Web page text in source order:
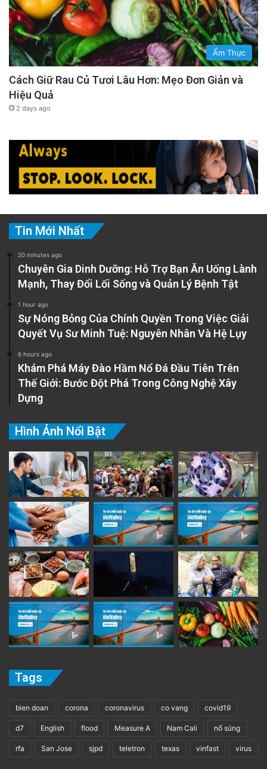
Ẩm Thực
Cách Giữ Rau Củ Tươi Lâu Hơn: Mẹo Đơn Giản và
Hiệu Quả
2 days ago
Tin Mới Nhất
20 minutes ago
Chuyên Gia Dinh Dưỡng: Hỗ Trợ Bạn Ăn Uống Lành
Mạnh, Thay Đổi Lối Sống và Quản Lý Bệnh Tật
1 hour ago
Sự Nóng Bỏng Của Chính Quyền Trong Việc Giải
Quyết Vụ Sư Minh Tuệ: Nguyên Nhân Và Hệ Lụy
6 hours ago
Khám Phá Máy Đào Hầm Nổ Đá Đầu Tiên Trên
Thế Giới: Bước Đột Phá Trong Công Nghệ Xây
Dựng
Hình Ảnh Nổi Bật
Tags
bien doan corona coronavirus co vang covid19
d7 English flood Measure A Nam Cali nổ súng
rfa San Jose sjpd teletron texas vinfast virus